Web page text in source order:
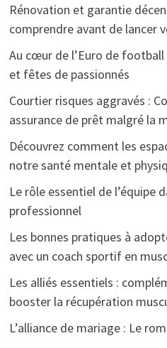
Rénovation et garantie
comprendre avant de lancer
Au cœur de l’Euro de
et fêtes de passionnés
Courtier risques aggravés :
assurance de prêt malgré la
Découvrez comment les
notre santé mentale et
Le rôle essentiel de l’équipe
professionnel
Les bonnes pratiques à
avec un coach sportif en
Les alliés essentiels :
booster la récupération
L’alliance de mariage : Le